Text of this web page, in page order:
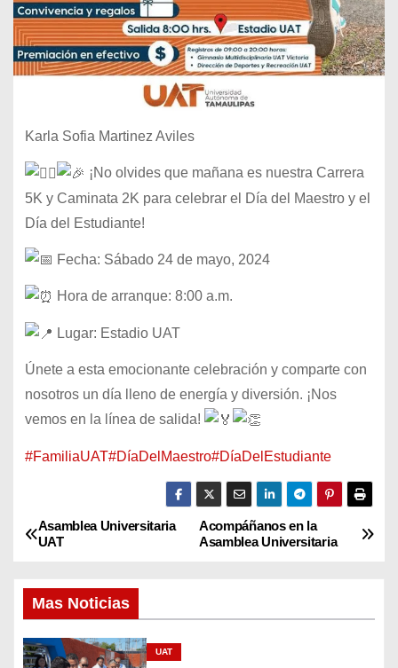
Karla Sofia Martinez Aviles
¡No olvides que mañana es nuestra Carrera
5K y Caminata 2K para celebrar el Día del Maestro y el
Día del Estudiante!
Fecha: Sábado 24 de mayo, 2024
Hora de arranque: 8:00 a.m.
Lugar: Estadio UAT
Únete a esta emocionante celebración y comparte con
nosotros un día lleno de energía y diversión. ¡Nos
vemos en la línea de salida!
#FamiliaUAT#DíaDelMaestro#DíaDelEstudiante
N
v
e
Acompáñanos en la
Asamblea Universitaria
Asamblea Universitaria
UAT
Mas Noticias
UAT